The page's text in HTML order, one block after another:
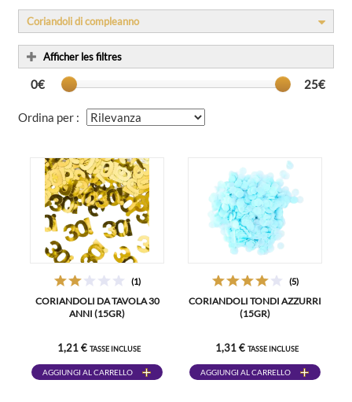
0€ 25€
Afficher les filtres
Coriandoli di compleanno
Ordina per :
(1)
CORIANDOLI DA TAVOLA 30
ANNI (15GR)
1,21 € TASSE INCLUSE
AGGIUNGI AL CARRELLO
(5)
CORIANDOLI TONDI AZZURRI
(15GR)
1,31 € TASSE INCLUSE
AGGIUNGI AL CARRELLO